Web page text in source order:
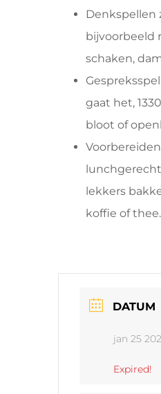
Denkspellen
bijvoorbeeld
schaken,
gaat het,
bloot of
lekkers
koffie of thee.
DATUM
jan 25
Expired!